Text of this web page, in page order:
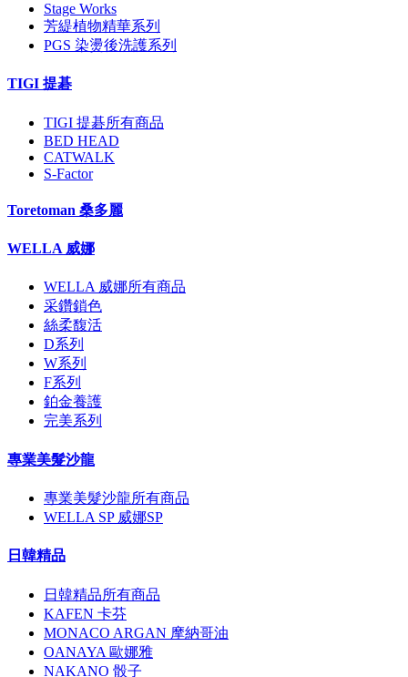
Stage Works
芳緹植物精華系列
PGS 染燙後洗護系列
TIGI 提碁
TIGI 提碁所有商品
BED HEAD
CATWALK
S-Factor
Toretoman 桑多麗
WELLA 威娜
WELLA 威娜所有商品
采鑽鎖色
絲柔馥活
D系列
W系列
F系列
鉑金養護
完美系列
專業美髮沙龍
專業美髮沙龍所有商品
WELLA SP 威娜SP
日韓精品
日韓精品所有商品
KAFEN 卡芬
MONACO ARGAN 摩納哥油
OANAYA 歐娜雅
NAKANO 骰子